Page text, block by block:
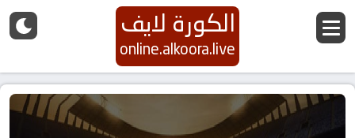
الكورة لايف
online.alkoora.live